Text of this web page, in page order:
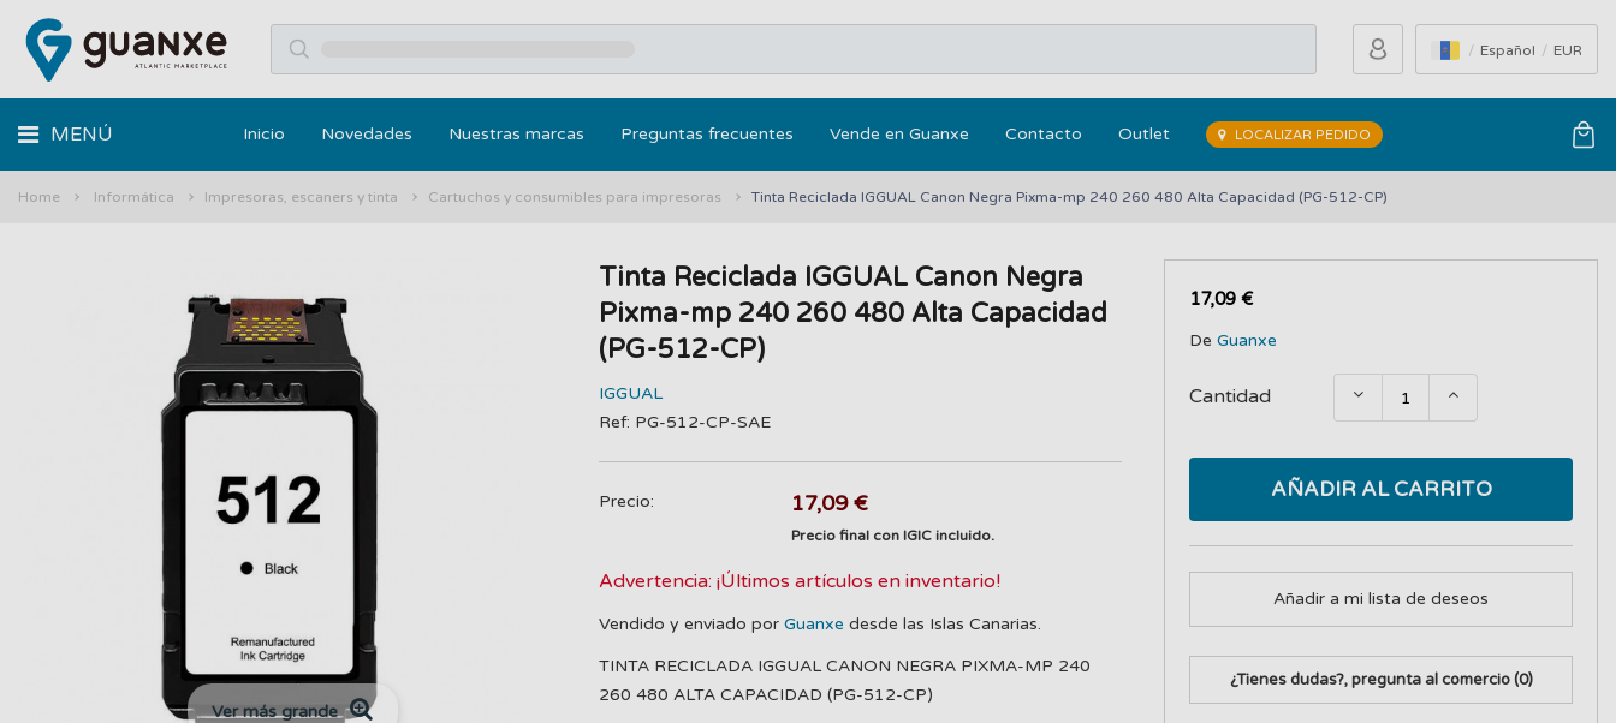
Español EUR
MENÚ Inicio Novedades Nuestras marcas Preguntas frecuentes Vende en Guanxe Contacto Outlet LOCALIZAR PEDIDO
Home Informática Impresoras, escaners y tinta Cartuchos y consumibles para impresoras Tinta Reciclada IGGUAL Canon Negra Pixma-mp 240 260 480 Alta Capacidad (PG-512-CP)
Ver más grande
Tinta Reciclada IGGUAL Canon Negra
Pixma-mp 240 260 480 Alta Capacidad
(PG-512-CP)
IGGUAL
Ref: PG-512-CP-SAE
Precio: 17,09 €
Precio final con IGIC incluido.
Advertencia: ¡Últimos artículos en inventario!
Vendido y enviado por Guanxe desde las Islas Canarias.
TINTA RECICLADA IGGUAL CANON NEGRA PIXMA-MP 240
260 480 ALTA CAPACIDAD (PG-512-CP)
17,09 €
DeGuanxe
Cantidad
AÑADIR AL CARRITO
Añadir a mi lista de deseos
¿Tienes dudas?, pregunta al comercio(0)